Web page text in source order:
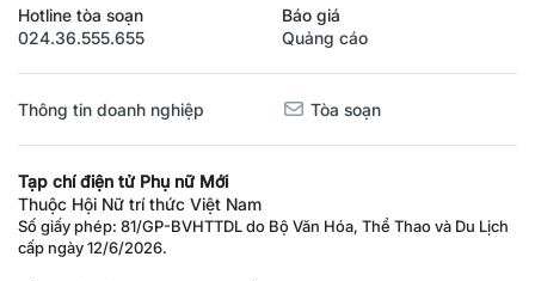
Hotline tòa soạn
024.36.555.655
Báo giá
Quảng cáo
Thông tin doanh nghiệp Tòa soạn
Tạp chí điện tử Phụ nữ Mới
Thuộc Hội Nữ trí thức Việt Nam
Số giấy phép: 81/GP-BVHTTDL do Bộ Văn Hóa, Thể Thao và Du Lịch
cấp ngày 12/6/2026.